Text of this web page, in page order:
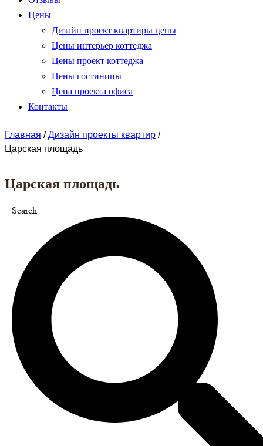
Цены
Дизайн проект квартиры цены
Цены интерьер коттеджа
Цены проект коттеджа
Цены гостиницы
Цена проекта офиса
Контакты
Главная /Дизайн проекты квартир /
Царская площадь
Царская площадь
Search